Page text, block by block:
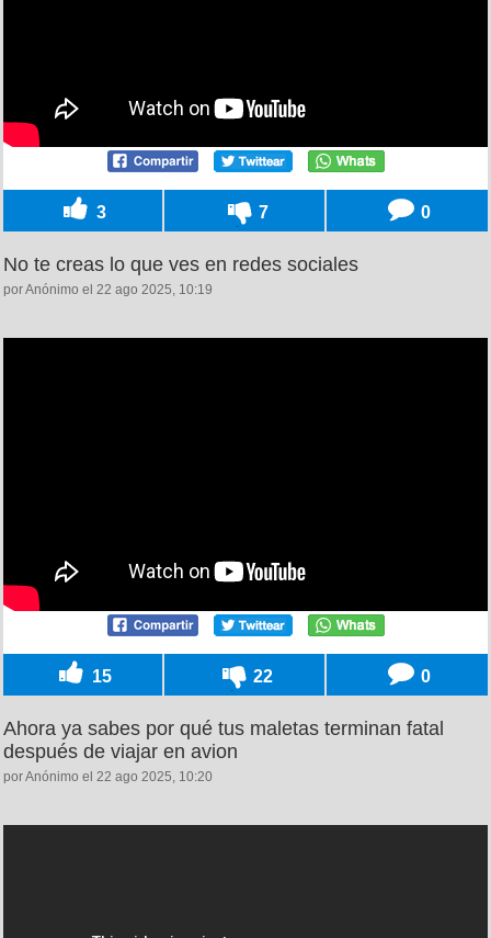
3 7 0
No te creas lo que ves en redes sociales
por Anónimo el 22 ago 2025, 10:19
15 22 0
Ahora ya sabes por qué tus maletas terminan fatal
después de viajar en avion
por Anónimo el 22 ago 2025, 10:20